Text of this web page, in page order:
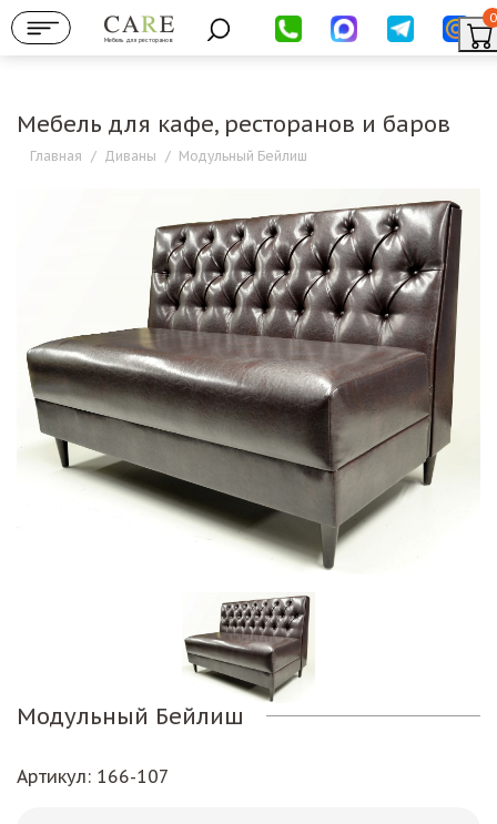
Мебель для ресторанов
0
Мебель для кафе, ресторанов и баров
Главная / Диваны / Модульный Бейлиш
Модульный Бейлиш
Артикул: 166-107